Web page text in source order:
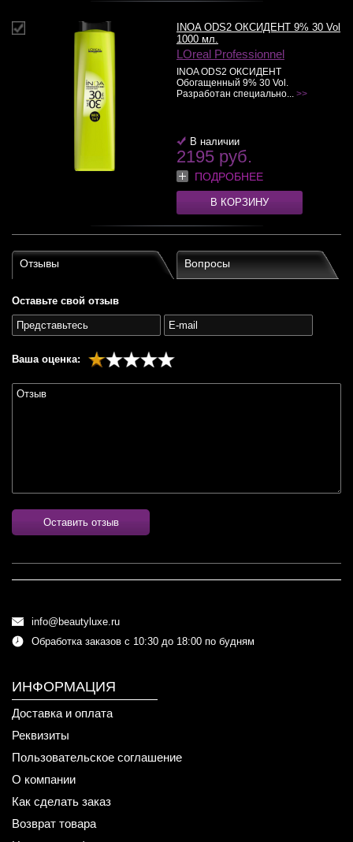
INOA ODS2 ОКСИДЕНТ 9% 30 Vol
1000 мл.
LOreal Professionnel
INOA ODS2 ОКСИДЕНТ
Обогащенный 9% 30 Vol.
Разработан специально... >>
В наличии
2195 руб.
ПОДРОБНЕЕ
В КОРЗИНУ
Отзывы Вопросы
Оставьте свой отзыв
Ваша оценка:
Оставить отзыв
info@beautyluxe.ru
Обработка заказов с 10:30 до 18:00 по будням
ИНФОРМАЦИЯ
Доставка и оплата
Реквизиты
Пользовательское соглашение
О компании
Как сделать заказ
Возврат товара